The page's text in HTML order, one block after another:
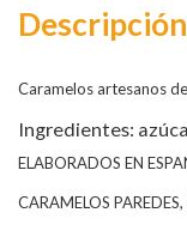
Caramelos artesanos
Ingredientes:
ELABORADOS EN
CARAMELOS